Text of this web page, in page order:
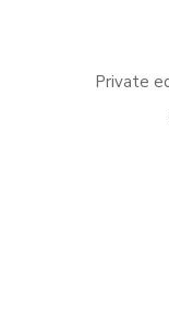
Private